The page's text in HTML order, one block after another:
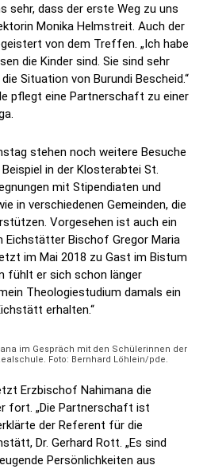
sehr, dass der erste Weg zu uns
Monika Helmstreit. Auch der
von dem Treffen. „Ich habe
die Kinder sind. Sie sind sehr
Situation von Burundi Bescheid.“
pflegt eine Partnerschaft zu einer
stehen noch weitere Besuche
in der Klosterabtei St.
mit Stipendiaten und
in verschiedenen Gemeinden, die
Vorgesehen ist auch ein
Bischof Gregor Maria
im Mai 2018 zu Gast im Bistum
fühlt er sich schon länger
Theologiestudium damals ein
erhalten.“
im Gespräch mit den Schülerinnen der
Foto: Bernhard Löhlein/pde.
Erzbischof Nahimana die
fort. „Die Partnerschaft ist
der Referent für die
Dr. Gerhard Rott. „Es sind
Persönlichkeiten aus